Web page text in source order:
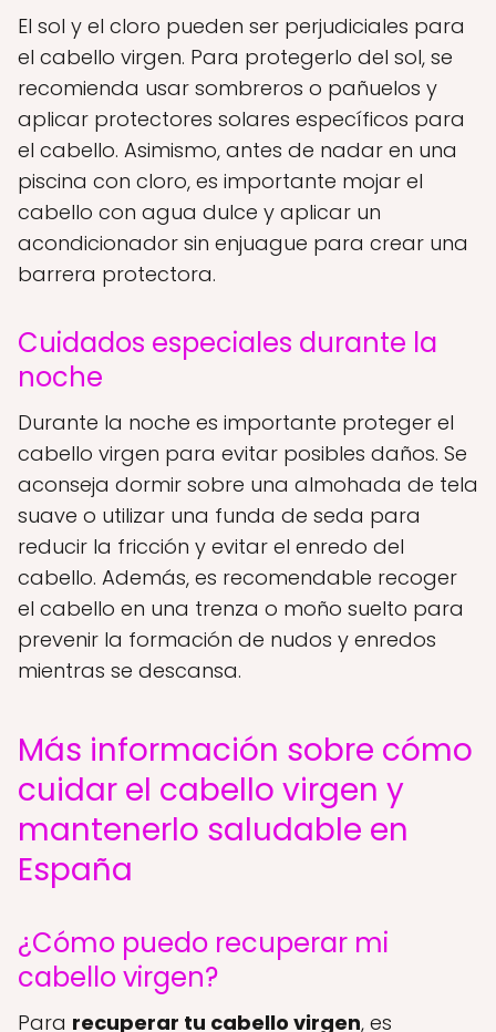
El sol y el cloro pueden ser perjudiciales para
el cabello virgen. Para protegerlo del sol, se
recomienda usar sombreros o pañuelos y
aplicar protectores solares específicos para
el cabello. Asimismo, antes de nadar en una
piscina con cloro, es importante mojar el
cabello con agua dulce y aplicar un
acondicionador sin enjuague para crear una
barrera protectora.
Cuidados especiales durante la
noche
Durante la noche es importante proteger el
cabello virgen para evitar posibles daños. Se
aconseja dormir sobre una almohada de tela
suave o utilizar una funda de seda para
reducir la fricción y evitar el enredo del
cabello. Además, es recomendable recoger
el cabello en una trenza o moño suelto para
prevenir la formación de nudos y enredos
mientras se descansa.
Más información sobre cómo
cuidar el cabello virgen y
mantenerlo saludable en
España
¿Cómo puedo recuperar mi
cabello virgen?
Para recuperar tu cabello virgen, es